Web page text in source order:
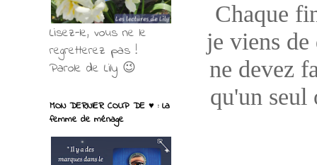
Chaque
je viens
ne devez
qu'un seul
Lisez-le, vous ne le
regretterez pas !
Parole de Lily 😉
MON DERNIER COUP DE ♥ : La
femme de ménage